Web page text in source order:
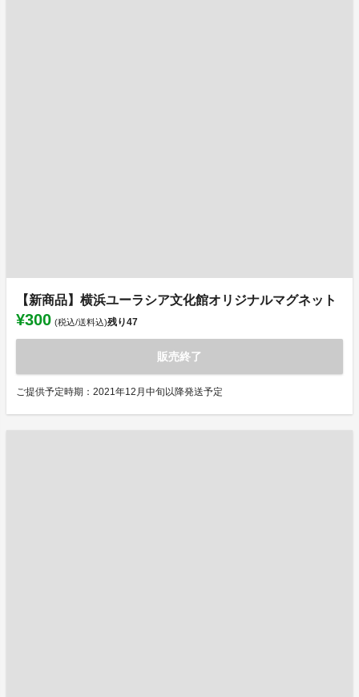
【新商品】横浜ユーラシア文化館オリジナルマグネット
¥300 (税込/送料込)残り47
販売終了
ご提供予定時期：2021年12月中旬以降発送予定